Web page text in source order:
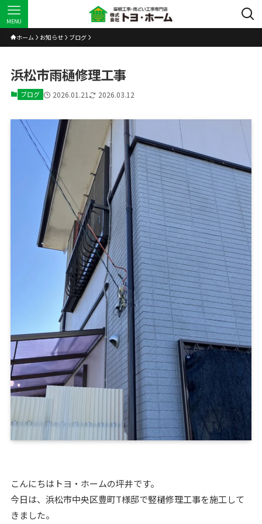
MENU
ホーム お知らせ ブログ
浜松市雨樋修理工事
ブログ 2026.01.21 2026.03.12
こんにちはトヨ・ホームの坪井です。
今日は、浜松市中央区豊町T様邸で竪樋修理工事を施工して
きました。